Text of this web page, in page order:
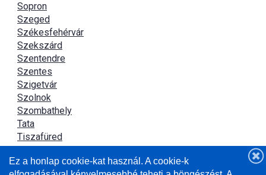
Sopron
Szeged
Székesfehérvár
Szekszárd
Szentendre
Szentes
Szigetvár
Szolnok
Szombathely
Tata
Tiszafüred
Újszász
Ez a honlap cookie-kat használ. A cookie-k